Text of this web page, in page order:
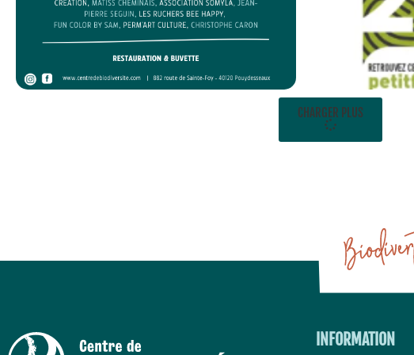
CHARGER PLUS
INFORMATION